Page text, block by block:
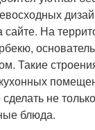
На
Такие
не
блюда.